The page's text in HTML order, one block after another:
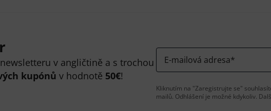
v angličtině a s trochou
kupónů v hodnotě 50€!
E-mailová adresa*
Kliknutím na "Zaregistrujte se"
mailů. Odhlášení je možné kdykoliv.